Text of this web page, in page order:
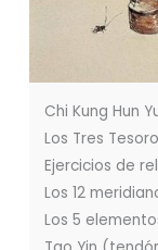
Chi Kung Hun
Los Tres
Ejercicios de
Los 12
Los 5